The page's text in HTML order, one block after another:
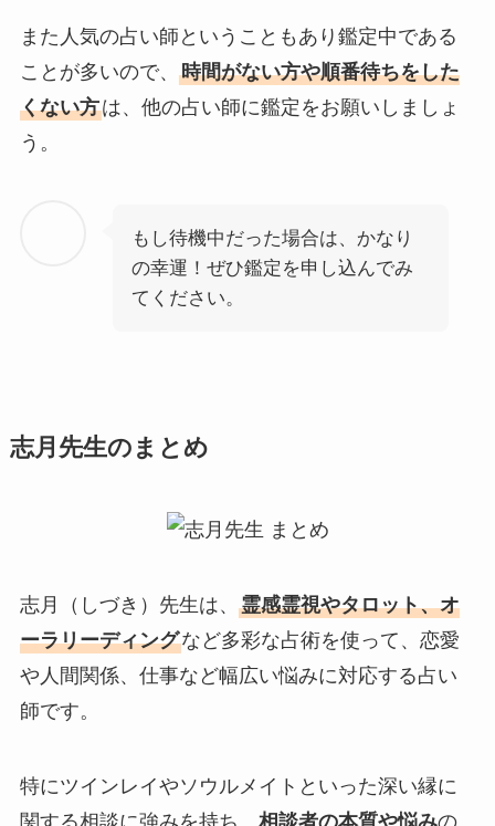
また人気の占い師ということもあり鑑定中である
ことが多いので、 時間がない方や順番待ちをした
くない方は、他の占い師に鑑定をお願いしましょ
う。
もし待機中だった場合は、かなり
の幸運！ぜひ鑑定を申し込んでみ
てください。
志月先生のまとめ
志月（しづき）先生は、 霊感霊視やタロット、オ
ーラリーディングなど多彩な占術を使って、恋愛
や人間関係、仕事など幅広い悩みに対応する占い
師です。
特にツインレイやソウルメイトといった深い縁に
関する相談に強みを持ち、 相談者の本質や悩みの